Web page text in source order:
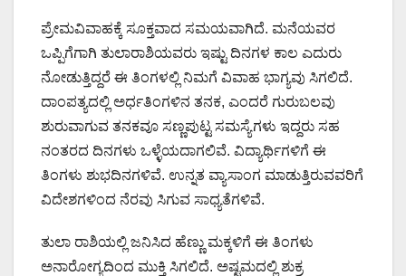
ಪ್ರೇಮವಿವಾಹಕ್ಕೆ ಸೂಕ್ತವಾದ ಸಮಯವಾಗಿದೆ. ಮನೆಯವರ
ಒಪ್ಪಿಗೆಗಾಗಿ ತುಲಾರಾಶಿಯವರು ಇಷ್ಟು ದಿನಗಳ ಕಾಲ ಎದುರು
ನೋಡುತ್ತಿದ್ದರೆ ಈ ತಿಂಗಳಲ್ಲಿ ನಿಮಗೆ ವಿವಾಹ ಭಾಗ್ಯವು ಸಿಗಲಿದೆ.
ದಾಂಪತ್ಯದಲ್ಲಿ ಅರ್ಧತಿಂಗಳಿನ ತನಕ, ಎಂದರೆ ಗುರುಬಲವು
ಶುರುವಾಗುವ ತನಕವೂ ಸಣ್ಣಪುಟ್ಟ ಸಮಸ್ಯೆಗಳು ಇದ್ದರು ಸಹ
ನಂತರದ ದಿನಗಳು ಒಳ್ಳೆಯದಾಗಲಿವೆ. ವಿದ್ಯಾರ್ಥಿಗಳಿಗೆ ಈ
ತಿಂಗಳು ಶುಭದಿನಗಳಿವೆ. ಉನ್ನತ ವ್ಯಾಸಾಂಗ ಮಾಡುತ್ತಿರುವವರಿಗೆ
ವಿದೇಶಗಳಿಂದ ನೆರವು ಸಿಗುವ ಸಾಧ್ಯತೆಗಳಿವೆ.
ತುಲಾ ರಾಶಿಯಲ್ಲಿ ಜನಿಸಿದ ಹೆಣ್ಣು ಮಕ್ಕಳಿಗೆ ಈ ತಿಂಗಳು
ಅನಾರೋಗ್ಯದಿಂದ ಮುಕ್ತಿ ಸಿಗಲಿದೆ. ಅಷ್ಟಮದಲ್ಲಿ ಶುಕ್ರ